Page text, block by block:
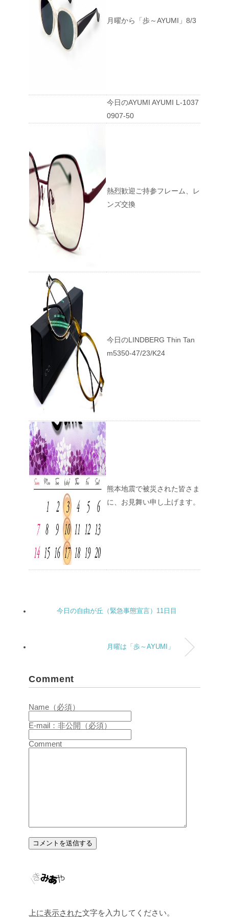
月曜から「歩～AYUMI」8/3
今日のAYUMI AYUMI L-1037
0907-50
熱烈歓迎ご持参フレーム、レ
ンズ交換
今日のLINDBERG Thin Tan
m5350-47/23/K24
熊本地震で被災された皆さま
に、お見舞い申し上げます。
今日の自由が丘（緊急事態宣言）11日目
月曜は「歩～AYUMI」
Comment
Name（必須）
E-mail：非公開（必須）
Comment
上に表示された文字を入力してください。